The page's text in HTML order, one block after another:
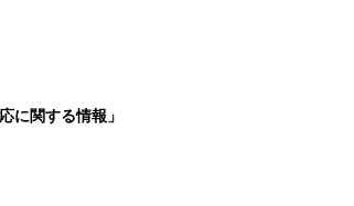
に関する情報」